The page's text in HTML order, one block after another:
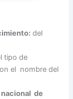
del
tipo de
el nombre del
de